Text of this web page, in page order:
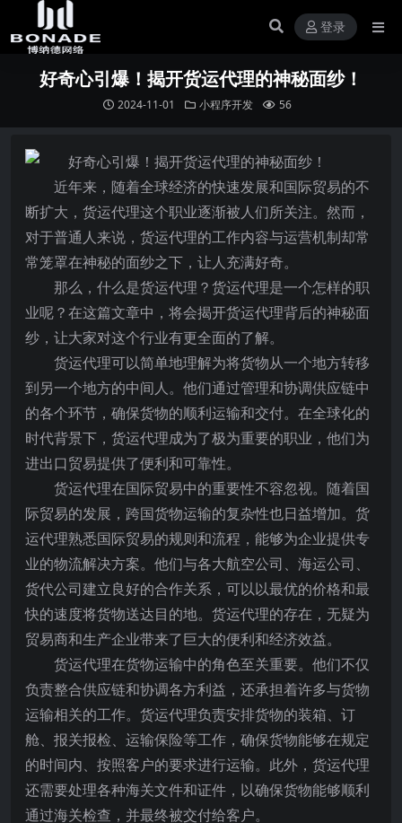
登录
好奇心引爆！揭开货运代理的神秘面纱！
2024-11-01 小程序开发 56
近年来，随着全球经济的快速发展和国际贸易的不
断扩大，货运代理这个职业逐渐被人们所关注。然而，
对于普通人来说，货运代理的工作内容与运营机制却常
常笼罩在神秘的面纱之下，让人充满好奇。
那么，什么是货运代理？货运代理是一个怎样的职
业呢？在这篇文章中，将会揭开货运代理背后的神秘面
纱，让大家对这个行业有更全面的了解。
货运代理可以简单地理解为将货物从一个地方转移
到另一个地方的中间人。他们通过管理和协调供应链中
的各个环节，确保货物的顺利运输和交付。在全球化的
时代背景下，货运代理成为了极为重要的职业，他们为
进出口贸易提供了便利和可靠性。
货运代理在国际贸易中的重要性不容忽视。随着国
际贸易的发展，跨国货物运输的复杂性也日益增加。货
运代理熟悉国际贸易的规则和流程，能够为企业提供专
业的物流解决方案。他们与各大航空公司、海运公司、
货代公司建立良好的合作关系，可以以最优的价格和最
快的速度将货物送达目的地。货运代理的存在，无疑为
贸易商和生产企业带来了巨大的便利和经济效益。
货运代理在货物运输中的角色至关重要。他们不仅
负责整合供应链和协调各方利益，还承担着许多与货物
运输相关的工作。货运代理负责安排货物的装箱、订
舱、报关报检、运输保险等工作，确保货物能够在规定
的时间内、按照客户的要求进行运输。此外，货运代理
还需要处理各种海关文件和证件，以确保货物能够顺利
通过海关检查，并最终被交付给客户。